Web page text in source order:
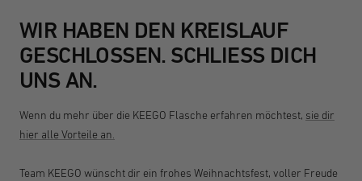
WIR HABEN DEN KREISLAUF
GESCHLOSSEN. SCHLIESS DICH
UNS AN.
Wenn du mehr über die KEEGO Flasche erfahren möchtest, sie dir
hier alle Vorteile an.
Team KEEGO wünscht dir ein frohes Weihnachtsfest, voller Freude